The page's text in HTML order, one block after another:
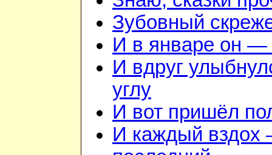
Зубовный
И в январе он —
И вдруг
углу
И вот пришёл
И каждый вздох